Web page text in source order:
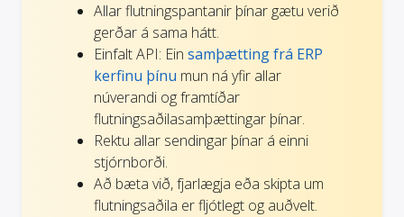
Allar flutningspantanir þínar gætu verið
gerðar á sama hátt.
Einfalt API: Ein samþætting frá ERP
kerfinu þínu mun ná yfir allar
núverandi og framtíðar
flutningsaðilasamþættingar þínar.
Rektu allar sendingar þínar á einni
stjórnborði.
Að bæta við, fjarlægja eða skipta um
flutningsaðila er fljótlegt og auðvelt.